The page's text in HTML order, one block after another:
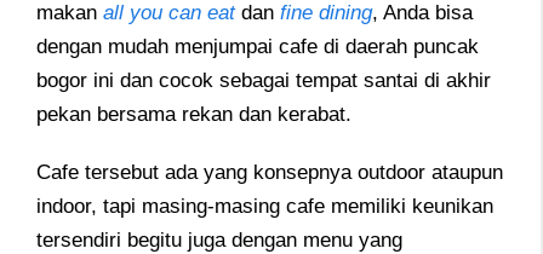
makan all you can eat dan fine dining, Anda bisa
dengan mudah menjumpai cafe di daerah puncak
bogor ini dan cocok sebagai tempat santai di akhir
pekan bersama rekan dan kerabat.
Cafe tersebut ada yang konsepnya outdoor ataupun
indoor, tapi masing-masing cafe memiliki keunikan
tersendiri begitu juga dengan menu yang